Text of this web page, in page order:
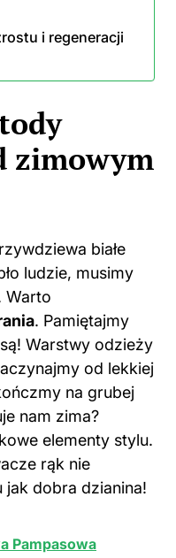
i regeneracji
zimowym
białe
ludzie, musimy
Warto
. Pamiętajmy
Warstwy odzieży
od lekkiej
na grubej
nam zima?
elementy stylu.
rąk nie
dobra dzianina!
Pampasowa